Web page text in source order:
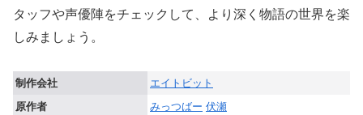
タッフや声優陣をチェックして、より深く物語の世界を楽
しみましょう。
制作会社
エイトビット
原作者
みっつばー 伏瀬